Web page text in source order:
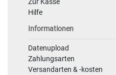
Zur Kasse
Hilfe
Informationen
Datenupload
Zahlungsarten
Versandarten & -kosten